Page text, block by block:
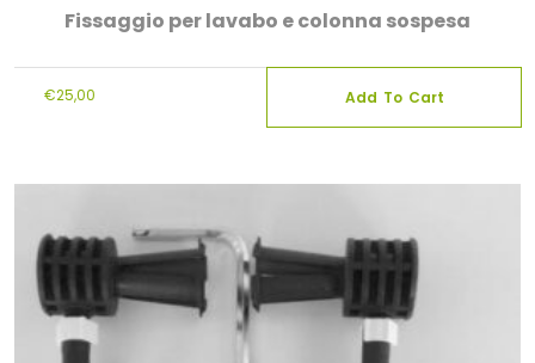
Fissaggio per lavabo e colonna sospesa
€25,00 Add To Cart